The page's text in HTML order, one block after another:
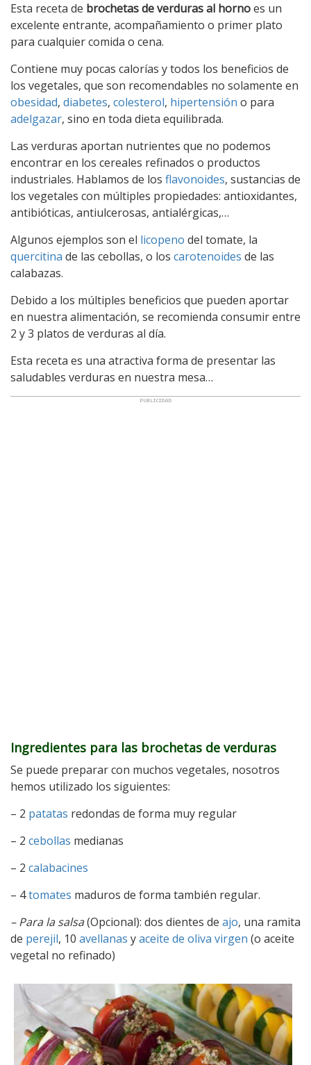
Esta receta de brochetas de verduras al hornoes un
excelente entrante, acompañamiento o primer plato
para cualquier comida o cena.
Contiene muy pocas calorías y todos los beneficios de
los vegetales, que son recomendables no solamente en
obesidad, diabetes, colesterol, hipertensión o para
adelgazar, sino en toda dieta equilibrada.
Las verduras aportan nutrientes que no podemos
encontrar en los cereales refinados o productos
industriales. Hablamos de los flavonoides, sustancias de
los vegetales con múltiples propiedades: antioxidantes,
antibióticas, antiulcerosas, antialérgicas,…
Algunos ejemplos son el licopeno del tomate, la
quercitina de las cebollas, o los carotenoides de las
calabazas.
Debido a los múltiples beneficios que pueden aportar
en nuestra alimentación, se recomienda consumir entre
2 y 3 platos de verduras al día.
Esta receta es una atractiva forma de presentar las
saludables verduras en nuestra mesa…
Ingredientes para las brochetas de verduras
Se puede preparar con muchos vegetales, nosotros
hemos utilizado los siguientes:
– 2 patatas redondas de forma muy regular
– 2 cebollas medianas
– 2 calabacines
– 4tomates maduros de forma también regular.
– Para la salsa(Opcional): dos dientes de ajo, una ramita
de perejil, 10 avellanas yaceite de oliva virgen (o aceite
vegetal no refinado)